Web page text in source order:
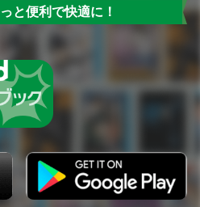
と便利で快適に！